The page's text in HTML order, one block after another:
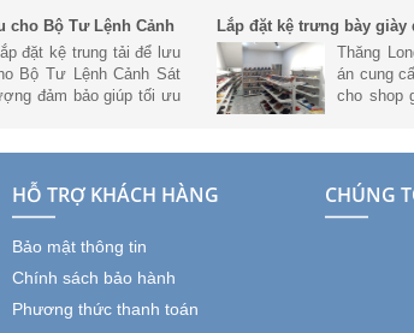
cho Bộ Tư Lệnh Cảnh
đặt kệ trung tải để lưu
Bộ Tư Lệnh Cảnh Sát
đảm bảo giúp tối ưu
đại và
Lắp đặt kệ trưng bày
Nguyễn Qúy ĐứcThăng
án cung
cho shop
CHÚNG
HỖ TRỢ KHÁCH HÀNG
Bảo mật thông tin
Chính sách bảo hành
Phương thức thanh toán